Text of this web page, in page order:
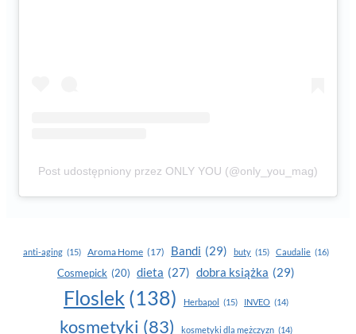
Post udostępniony przez ONLY YOU (@only_you_mag)
anti-aging (15) Aroma Home (17) Bandi (29) buty (15) Caudalie (16)
Cosmepick (20) dieta (27) dobra książka (29)
Floslek (138) Herbapol (15) INVEO (14)
kosmetyki (83) kosmetyki dla mężczyzn (14)